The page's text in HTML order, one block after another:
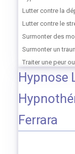
Lutter contre la
Lutter contre le
Surmonter des
Surmonter un
Traiter une peur
Hypnose
Ferrara